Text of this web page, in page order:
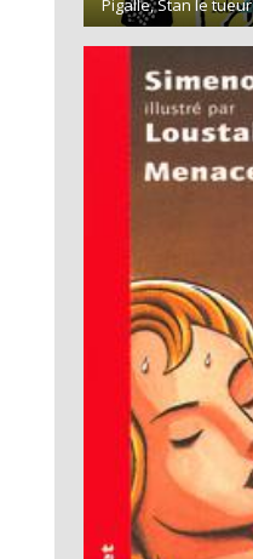
Pigalle, Stan le tueur